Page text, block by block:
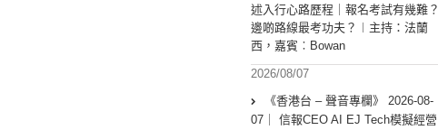
述入行心路歷程｜報名考試有幾難？
邊啲路線最考功夫？︱主持：法蘭
西，嘉賓︰Bowan
2026/08/07
《香港台 – 聲音專欄》 2026-08-
07｜ 信報CEO AI EJ Tech模擬經營